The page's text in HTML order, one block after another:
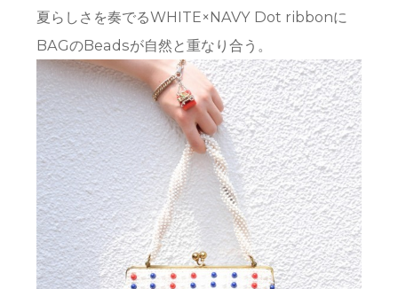
夏らしさを奏でるWHITE×NAVY Dot ribbonに
BAGのBeadsが自然と重なり合う。